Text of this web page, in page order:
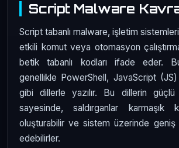
Script Malware
Script tabanlı malware, işletim
etkili komut veya otomasyon
betik tabanlı kodları ifade eder.
genellikle PowerShell, JavaScript
gibi dillerle yazılır. Bu dillerin güçlü
sayesinde, saldırganlar karmaşık
oluşturabilir ve sistem üzerinde
edebilirler.